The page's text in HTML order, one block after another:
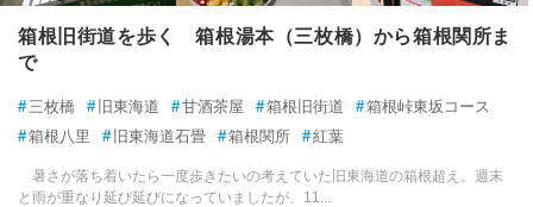
箱根旧街道を歩く 箱根湯本（三枚橋）から箱根関所ま
で
# 三枚橋 # 旧東海道 #甘酒茶屋 #箱根旧街道 #箱根峠東坂コース
#箱根八里 # 旧東海道石畳 #箱根関所 #紅葉
暑さが落ち着いたら一度歩きたいの考えていた旧東海道の箱根超え。週末
と雨が重なり延び延びになっていましたが、11...